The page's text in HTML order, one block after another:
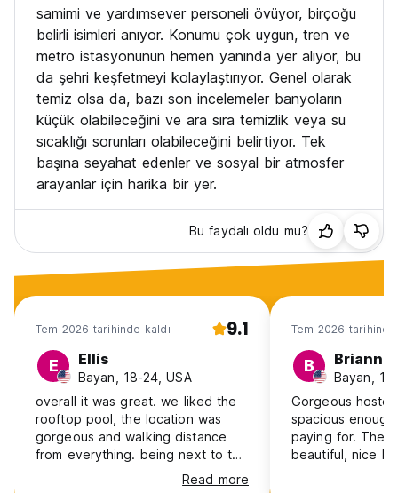
samimi ve yardımsever personeli övüyor, birçoğu
belirli isimleri anıyor. Konumu çok uygun, tren ve
metro istasyonunun hemen yanında yer alıyor, bu
da şehri keşfetmeyi kolaylaştırıyor. Genel olarak
temiz olsa da, bazı son incelemeler banyoların
küçük olabileceğini ve ara sıra temizlik veya su
sıcaklığı sorunları olabileceğini belirtiyor. Tek
başına seyahat edenler ve sosyal bir atmosfer
arayanlar için harika bir yer.
Bu faydalı oldu mu?
Tem 2026 tarihinde kaldı 9.1
E Ellis
Bayan, 18-24, USA
overall it was great. we liked the
rooftop pool, the location was
gorgeous and walking distance
from everything. being next to the
train station was super convenient
but it did smell like pee outside
Read more
Tem 2026 tarihinde
B Brianna
Bayan,
Gorgeous
spacious
paying for. The
beautiful, nice